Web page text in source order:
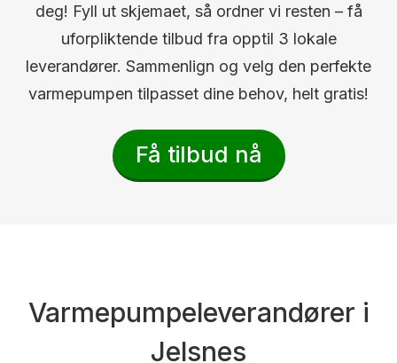
deg! Fyll ut skjemaet, så ordner vi resten – få
uforpliktende tilbud fra opptil 3 lokale
leverandører. Sammenlign og velg den perfekte
varmepumpen tilpasset dine behov, helt gratis!
Få tilbud nå
Varmepumpeleverandører i
Jelsnes